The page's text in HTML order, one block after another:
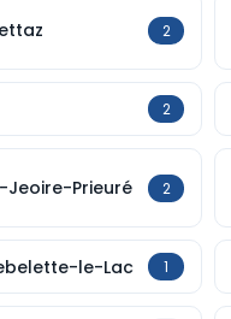
2
2
Jeoire-Prieuré 2
le-Lac 1